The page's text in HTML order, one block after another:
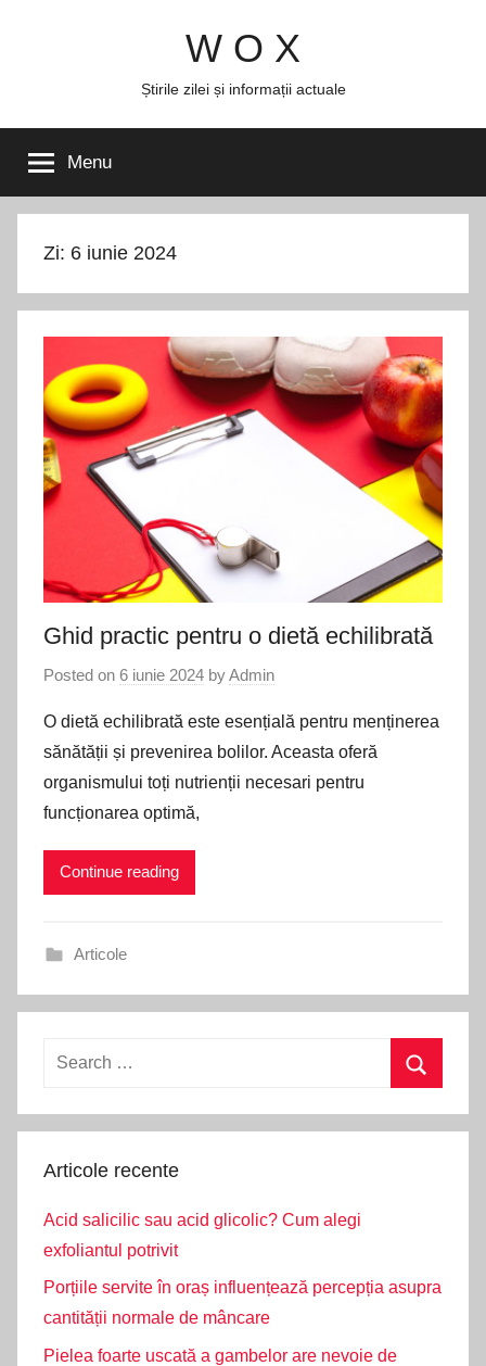
W O X
Știrile zilei și informații actuale
Menu
Zi: 6 iunie 2024
Ghid practic pentru o dietă echilibrată
Posted on 6 iunie 2024 byAdmin
O dietă echilibrată este esențială pentru menținerea
sănătății și prevenirea bolilor. Aceasta oferă
organismului toți nutrienții necesari pentru
funcționarea optimă,
Continue reading
Articole
Search
Articole recente
Acid salicilic sau acid glicolic? Cum alegi
exfoliantul potrivit
Porțiile servite în oraș influențează percepția asupra
cantității normale de mâncare
Pielea foarte uscată a gambelor are nevoie de